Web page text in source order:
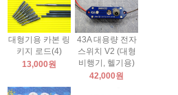
대형기용 카본 링
키지 로드(4)
13,000원
43A 대용량 전자
스위치 V2 (대형
비행기, 헬기용)
42,000원